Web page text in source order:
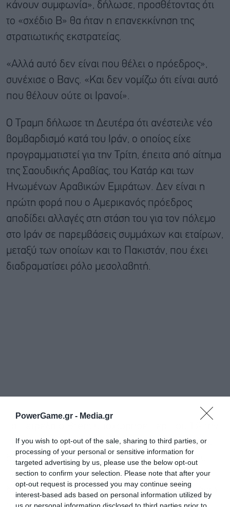
PowerGame.gr - Media.gr
If you wish to opt-out of the sale, sharing to third parties, or
processing of your personal or sensitive information for
targeted advertising by us, please use the below opt-out
section to confirm your selection. Please note that after your
opt-out request is processed you may continue seeing
interest-based ads based on personal information utilized by
us or personal information disclosed to third parties prior to
κάνουν συμφωνία», δήλωσε, προσθέτοντας ότι
το «σχέδιο Β» θα ήταν η επανεκκίνηση της
στρατιωτικής εκστρατείας.
«Αλλά αυτό δεν είναι που θέλει ο πρόεδρος»,
συνέχισε ο Βανς. «Και δεν νομίζω ότι είναι αυτό
που θέλουν ούτε οι Ιρανοί».
Ο Τραμπ δήλωσε τη Δευτέρα ότι ανέστειλε νέο
βομβαρδισμό κατά του Ιράν, ο οποίος είχε
προγραμματιστεί για την Τρίτη, έπειτα από αίτημα
της Σαουδικής Αραβίας, του Κατάρ και των
Ηνωμένων Αραβικών Εμιράτων. Δεν είναι η
πρώτη φορά που ο Αμερικανός πρόεδρος
αποδίδει αλλαγές στη στάση του για τον πόλεμο
στο Ιράν σε παρεμβάσεις συμμάχων και εταίρων,
μεταξύ των οποίων και το Πακιστάν, που έχει
διαδραματίσει ρόλο μεσολαβητή.
Τρίτη, παραμένοντας ωστόσο πάνω από τα 110
δολάρια το βαρέλι, μετά τις ανακοινώσεις του
Τραμπ αργά τη Δευτέρα. Παρά την πτώση, ο
δείκτης εξακολουθεί να καταγράφει άνοδο άνω